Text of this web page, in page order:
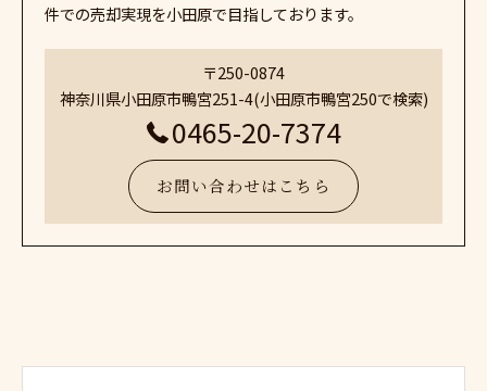
件での売却実現を小田原で目指しております。
〒250-0874
神奈川県小田原市鴨宮251-4(小田原市鴨宮250で検索)
0465-20-7374
お問い合わせはこちら